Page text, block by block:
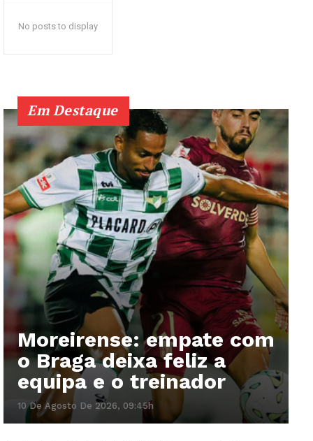
No posts to display
Em Destaque
Moreirense: empate com
o Braga deixa feliz a
equipa e o treinador
10 De Agosto De 2026, 09:45h